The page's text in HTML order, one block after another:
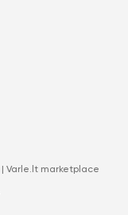
Varle.lt marketplace